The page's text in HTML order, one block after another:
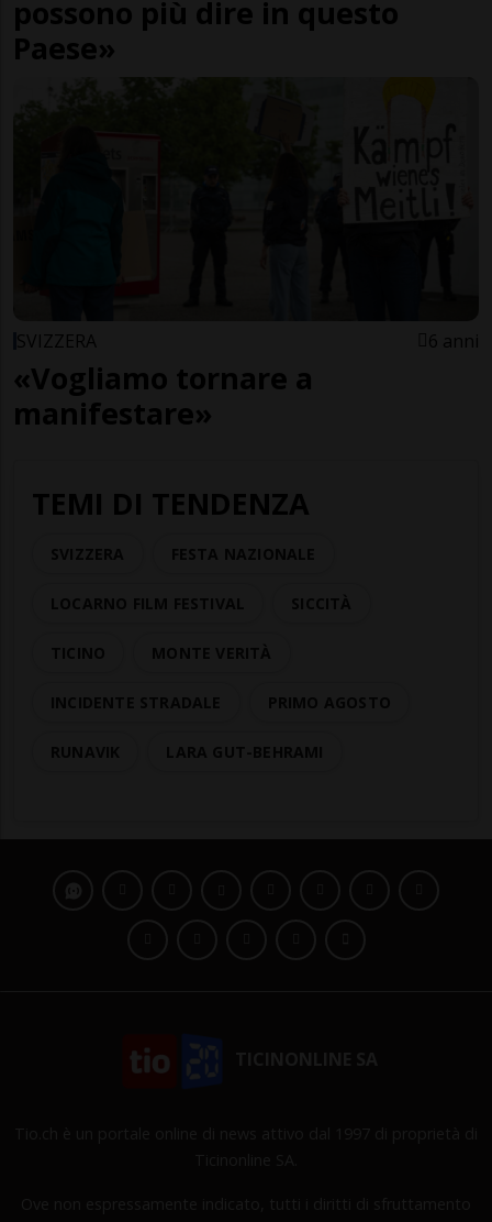
possono più dire in questo
Paese»
SVIZZERA 6 anni
«Vogliamo tornare a
manifestare»
TEMI DI TENDENZA